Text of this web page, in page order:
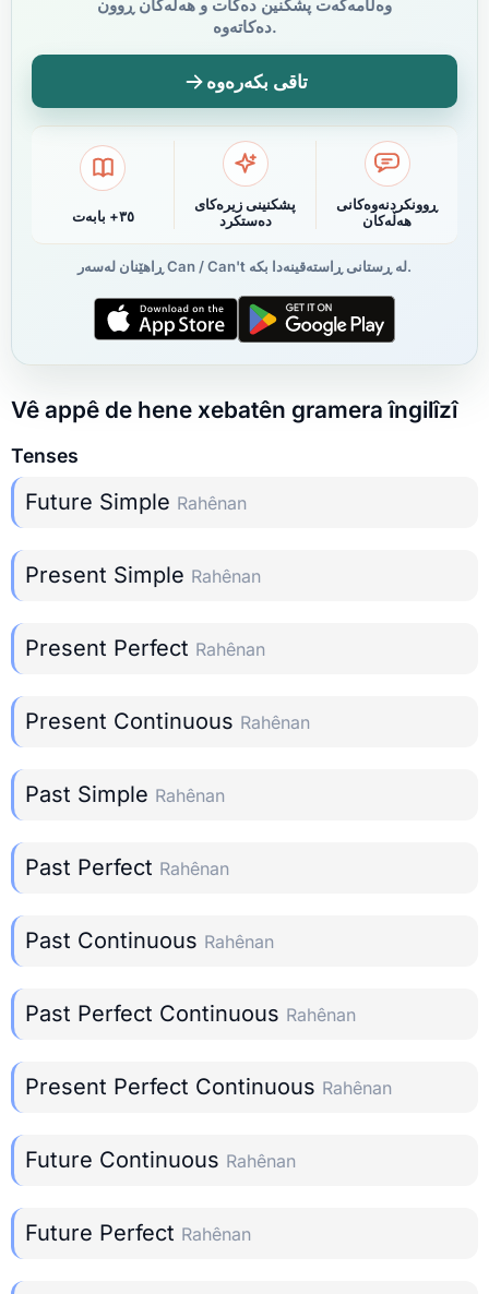
وەڵامەکەت پشکنین دەکات و هەڵەکان ڕوون
دەکاتەوە.
تاقی بکەرەوە
٣٥+ بابەت
پشکنینی زیرەکای
دەستکرد
ڕوونکردنەوەکانی
هەڵەکان
ڕاهێنان لەسەر Can / Can't لە ڕستانی ڕاستەقینەدا بکە.
Vê appê de hene xebatên gramera îngilîzî
Tenses
Future Simple Rahênan
Present Simple Rahênan
Present Perfect Rahênan
Present Continuous Rahênan
Past Simple Rahênan
Past Perfect Rahênan
Past Continuous Rahênan
Past Perfect Continuous Rahênan
Present Perfect Continuous Rahênan
Future Continuous Rahênan
Future Perfect Rahênan